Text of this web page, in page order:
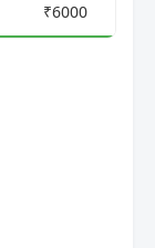
₹6000